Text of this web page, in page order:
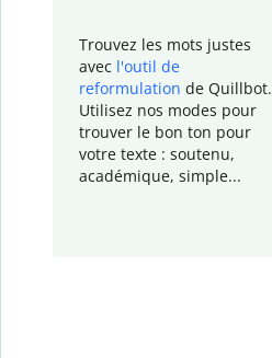
Trouvez les mots justes
avec l'outil de
reformulation de Quillbot.
Utilisez nos modes pour
trouver le bon ton pour
votre texte : soutenu,
académique, simple...